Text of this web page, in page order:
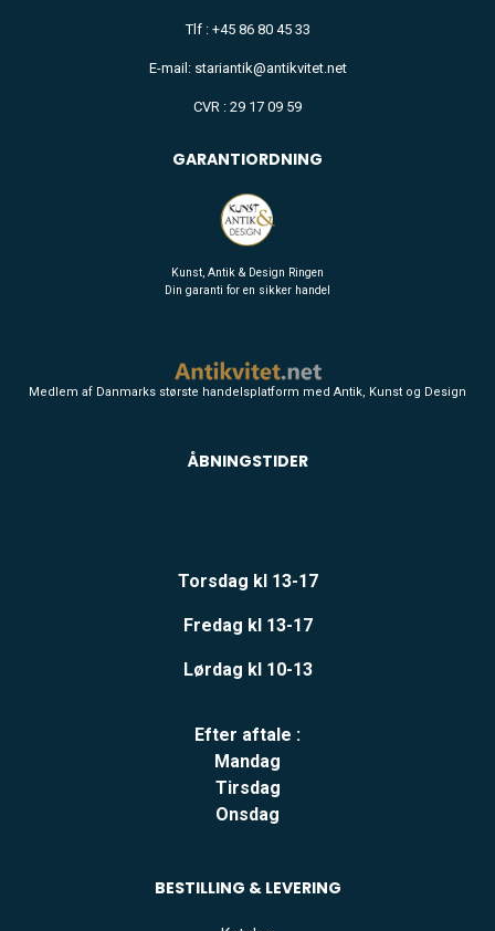
Tlf : +45 86 80 45 33
E-mail: stariantik@antikvitet.net
CVR : 29 17 09 59
GARANTIORDNING
Kunst, Antik & Design Ringen
Din garanti for en sikker handel
Medlem af Danmarks største handelsplatform med Antik, Kunst og Design
ÅBNINGSTIDER
Torsdag kl 13-17
Fredag kl 13-17
Lørdag kl 10-13
Efter aftale :
Mandag
Tirsdag
Onsdag
BESTILLING & LEVERING